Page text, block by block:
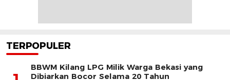
TERPOPULER
BBWM Kilang LPG Milik Warga Bekasi yang
Dibiarkan Bocor Selama 20 Tahun